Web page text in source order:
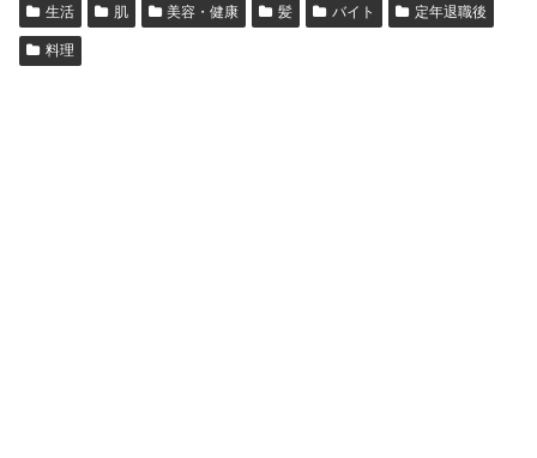
生活 肌 美容・健康 髪 バイト 定年退職後
料理